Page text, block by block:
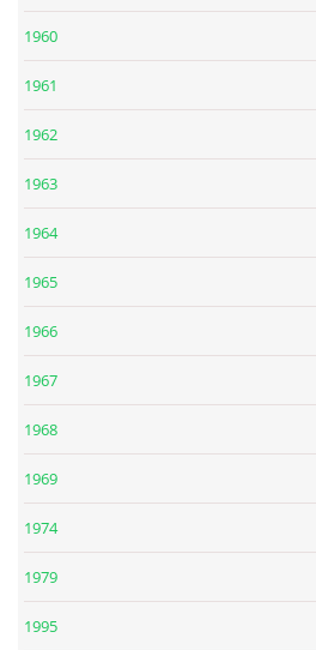
DISKOGRAFIE - SINGLY VÁNOČNÍ
DISKOGRAFIE - EP
DISKOGRAFIE - ALBA ŘADOVÁ
DISKOGRAFIE - ALBA RARITY
1960
1961
1962
1963
1964
1965
1966
1967
1968
1969
1974
1979
1995